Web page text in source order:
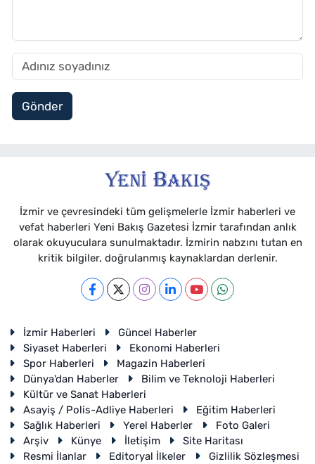
Gönder
İzmir ve çevresindeki tüm gelişmelerle İzmir haberleri ve
vefat haberleri Yeni Bakış Gazetesi İzmir tarafından anlık
olarak okuyuculara sunulmaktadır. İzmirin nabzını tutan en
kritik bilgiler, doğrulanmış kaynaklardan derlenir.
İzmir Haberleri
Güncel Haberler
Siyaset Haberleri
Ekonomi Haberleri
Spor Haberleri
Magazin Haberleri
Dünya'dan Haberler
Bilim ve Teknoloji Haberleri
Kültür ve Sanat Haberleri
Asayiş / Polis-Adliye Haberleri
Eğitim Haberleri
Sağlık Haberleri
Yerel Haberler
Foto Galeri
Arşiv
Künye İletişim
Site Haritası
Resmi İlanlar
Editoryal İlkeler Gizlilik Sözleşmesi